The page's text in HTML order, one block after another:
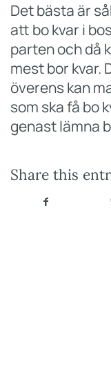
Det bästa är
att bo kvar i
parten och då
mest bor kvar.
överens kan
som ska få bo
genast lämna
Share this